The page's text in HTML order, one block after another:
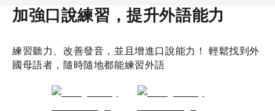
加強口說練習，提升外語能力
練習聽力、改善發音，並且增進口說能力！ 輕鬆找到外
國母語者，隨時隨地都能練習外語